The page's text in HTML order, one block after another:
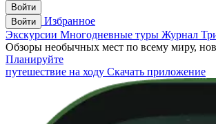
Войти
Войти
Избранное
Экскурсии Многодневные туры Журнал
Обзоры необычных мест по всему миру,
Планируйте
путешествие на ходу Скачать приложение